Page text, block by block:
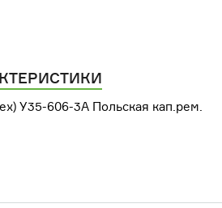
У35-606-3А Польская кап.рем.